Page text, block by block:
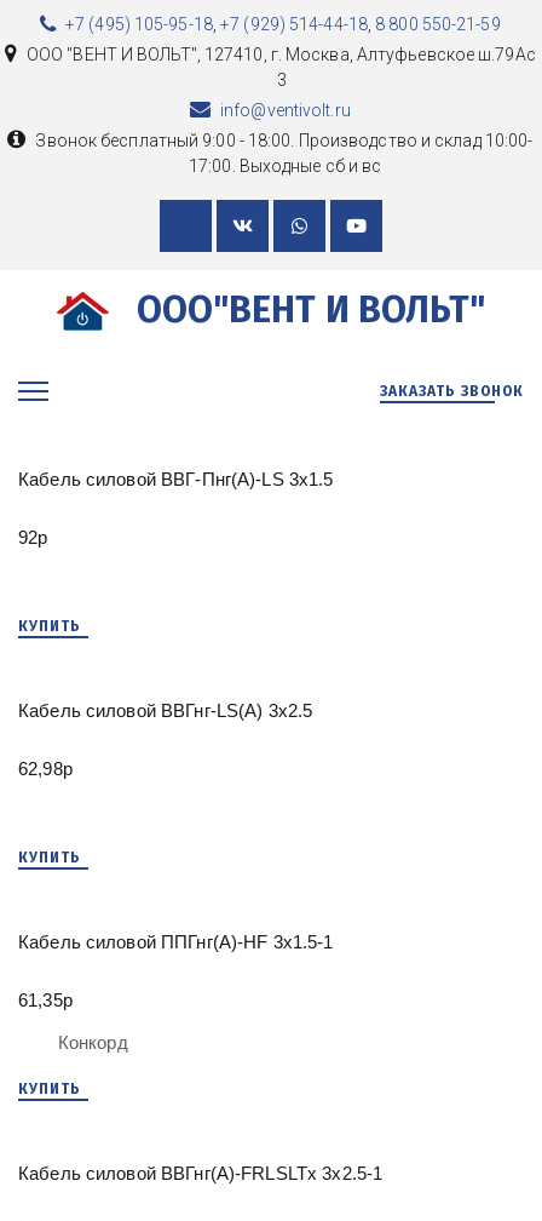
+7 (495) 105-95-18,+7 (929) 514-44-18, 8 800 550-21-59
ООО "ВЕНТ И ВОЛЬТ" 127410, г. Москва Алтуфьевское ш.79Ас
3
info@ventivolt.ru
Звонок бесплатный 9:00 - 18:00. Производство и склад 10:00-
17:00. Выходные сб и вс
ООО"ВЕНТ И ВОЛЬТ"
ЗАКАЗАТЬ ЗВОНОК
Кабель силовой ВВГ-Пнг(А)-LS 3х1.5
92р
КУПИТЬ
Кабель силовой ВВГнг-LS(А) 3х2.5
62,98р
КУПИТЬ
Кабель силовой ППГнг(А)-HF 3х1.5-1
Конкорд
61,35р
КУПИТЬ
Кабель силовой ВВГнг(А)-FRLSLTx 3х2.5-1